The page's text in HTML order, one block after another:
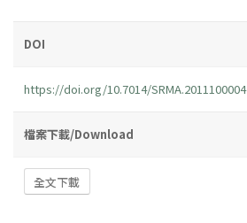
DOI
https://doi.org/10.7014/SRMA.2011100004
檔案下載/Download
全文下載